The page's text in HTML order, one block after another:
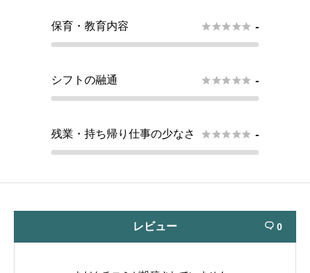
保育・教育内容  -
シフトの融通  -
残業・持ち帰り仕事の少なさ  -
レビュー  0